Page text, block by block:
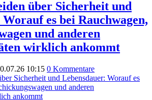
über Sicherheit und
es bei Rauchwagen,
und anderen
wirklich ankommt
10:15 0 Kommentare